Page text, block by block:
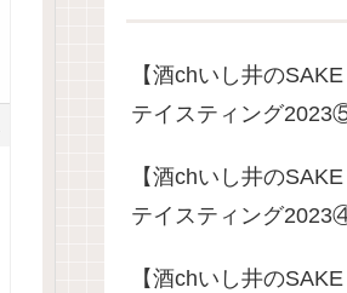
【酒chいし井の
テイスティング2023⑤
【酒chいし井の
テイスティング2023④
【酒chいし井の